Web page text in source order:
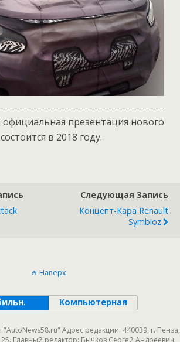
презентация нового
в 2018 году.
Следующая Запись
Концепт-Кара Renault
Symbioz
Наверх
Компьютерная
Адрес редакции: 440039, г. Пенза,
Главный редактор: Бычков Сергей Андреевич